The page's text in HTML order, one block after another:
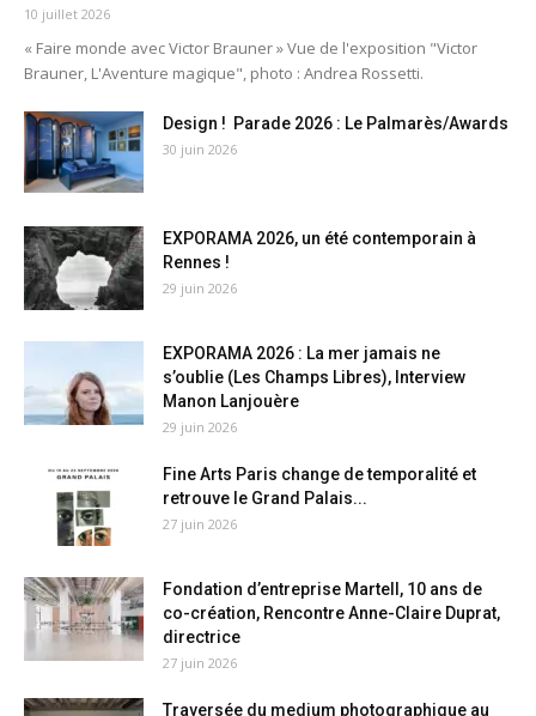
10 juillet 2026
« Faire monde avec Victor Brauner » Vue de l'exposition "Victor
Brauner, L'Aventure magique", photo : Andrea Rossetti.
Design ! Parade 2026 : Le Palmarès/Awards
30 juin 2026
EXPORAMA 2026, un été contemporain à
Rennes !
29 juin 2026
EXPORAMA 2026 : La mer jamais ne
s’oublie (Les Champs Libres), Interview
Manon Lanjouère
29 juin 2026
Fine Arts Paris change de temporalité et
retrouve le Grand Palais...
27 juin 2026
Fondation d’entreprise Martell, 10 ans de
co-création, Rencontre Anne-Claire Duprat,
directrice
27 juin 2026
Traversée du medium photographique au